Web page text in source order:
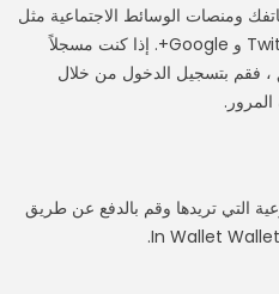
مكالمة الفيديو
ومنصات الوسائط الاجتماعية مثل
Facebook و Twitter و Google+. إذا كنت مسجلاً
، فقم بتسجيل الدخول من خلال
المرور.
التي تريدها وقم بالدفع عن طريق